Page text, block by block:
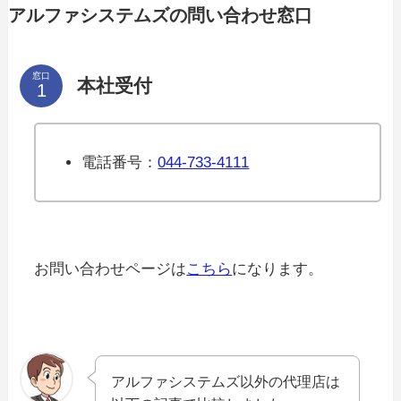
アルファシステムズの問い合わせ窓口
窓口 本社受付
電話番号：044-733-4111
お問い合わせページはこちらになります。
アルファシステムズ以外の代理店は